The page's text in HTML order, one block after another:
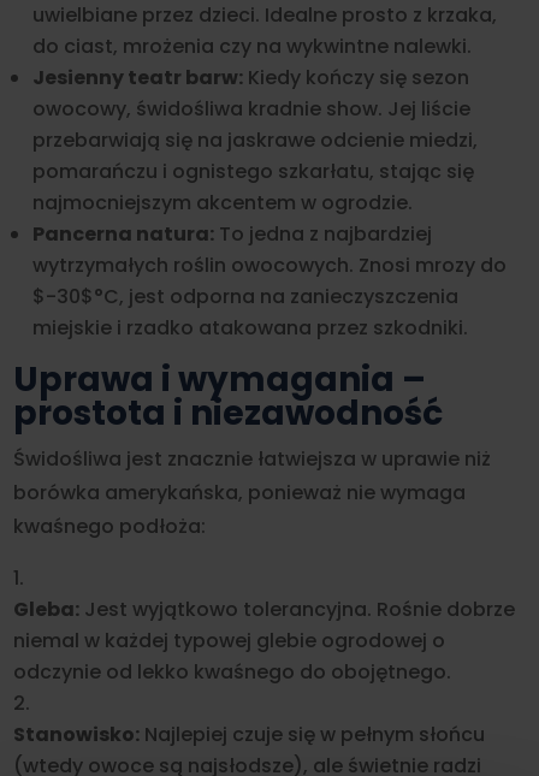
uwielbiane przez dzieci. Idealne prosto z krzaka,
do ciast, mrożenia czy na wykwintne nalewki.
Jesienny teatr barw: Kiedy kończy się sezon
owocowy, świdośliwa kradnie show. Jej liście
przebarwiają się na jaskrawe odcienie miedzi,
pomarańczu i ognistego szkarłatu, stając się
najmocniejszym akcentem w ogrodzie.
Pancerna natura: To jedna z najbardziej
wytrzymałych roślin owocowych. Znosi mrozy do
$-30$°C, jest odporna na zanieczyszczenia
miejskie i rzadko atakowana przez szkodniki.
Uprawa i wymagania –
prostota i niezawodność
Świdośliwa jest znacznie łatwiejsza w uprawie niż
borówka amerykańska, ponieważ nie wymaga
kwaśnego podłoża:
Gleba: Jest wyjątkowo tolerancyjna. Rośnie dobrze
niemal w każdej typowej glebie ogrodowej o
odczynie od lekko kwaśnego do obojętnego.
Stanowisko: Najlepiej czuje się w pełnym słońcu
(wtedy owoce są najsłodsze), ale świetnie radzi